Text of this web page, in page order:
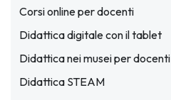
Corsi online per docenti
Didattica digitale con il tablet
Didattica nei musei per docenti
Didattica STEAM